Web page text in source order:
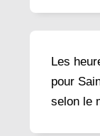
Les
pour
selon le